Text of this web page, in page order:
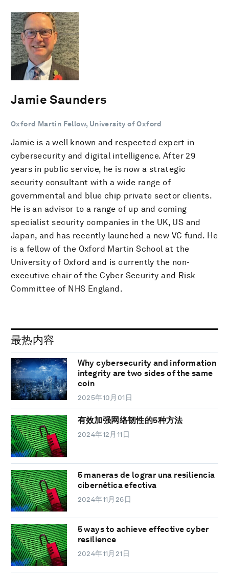
Jamie Saunders
Oxford Martin Fellow, University of Oxford
Jamie is a well known and respected expert in
cybersecurity and digital intelligence. After 29
years in public service, he is now a strategic
security consultant with a wide range of
governmental and blue chip private sector clients.
He is an advisor to a range of up and coming
specialist security companies in the UK, US and
Japan, and has recently launched a new VC fund. He
is a fellow of the Oxford Martin School at the
University of Oxford and is currently the non-
executive chair of the Cyber Security and Risk
Committee of NHS England.
最热内容
Why cybersecurity and information
integrity are two sides of the same
coin
2025年10月01日
有效加强网络韧性的5种方法
2024年12月11日
5 maneras de lograr una resiliencia
cibernética efectiva
2024年11月26日
5 ways to achieve effective cyber
resilience
2024年11月21日